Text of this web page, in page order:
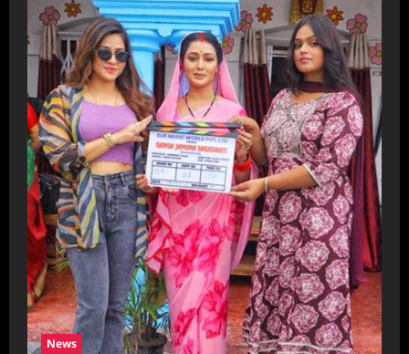
News